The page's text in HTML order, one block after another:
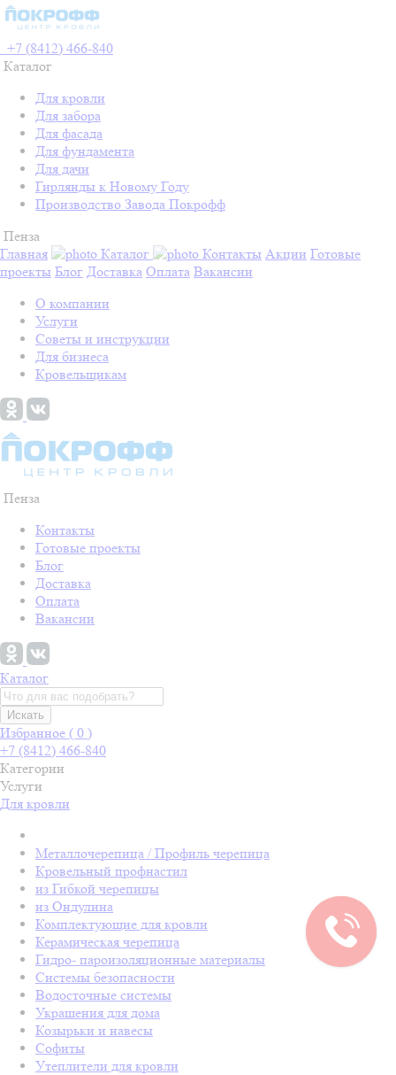
+7 (8412) 466-840
Каталог
Для кровли
Для забора
Для фасада
Для фундамента
Для дачи
Гирлянды к Новому Году
Производство Завода Покрофф
Пенза
Главная
Каталог Контакты Акции Готовые
проекты Блог Доставка Оплата Вакансии
О компании
Услуги
Советы и инструкции
Для бизнеса
Кровельщикам
Пенза
Контакты
Готовые проекты
Блог
Доставка
Оплата
Вакансии
Каталог
Искать
Избранное ( 0 )
+7 (8412) 466-840
Категории
Услуги
Для кровли
Металлочерепица / Профиль черепица
Кровельный профнастил
из Гибкой черепицы
из Ондулина
Комплектующие для кровли
Керамическая черепица
Гидро- пароизоляционные материалы
Системы безопасности
Водосточные системы
Украшения для дома
Козырьки и навесы
Софиты
Утеплители для кровли